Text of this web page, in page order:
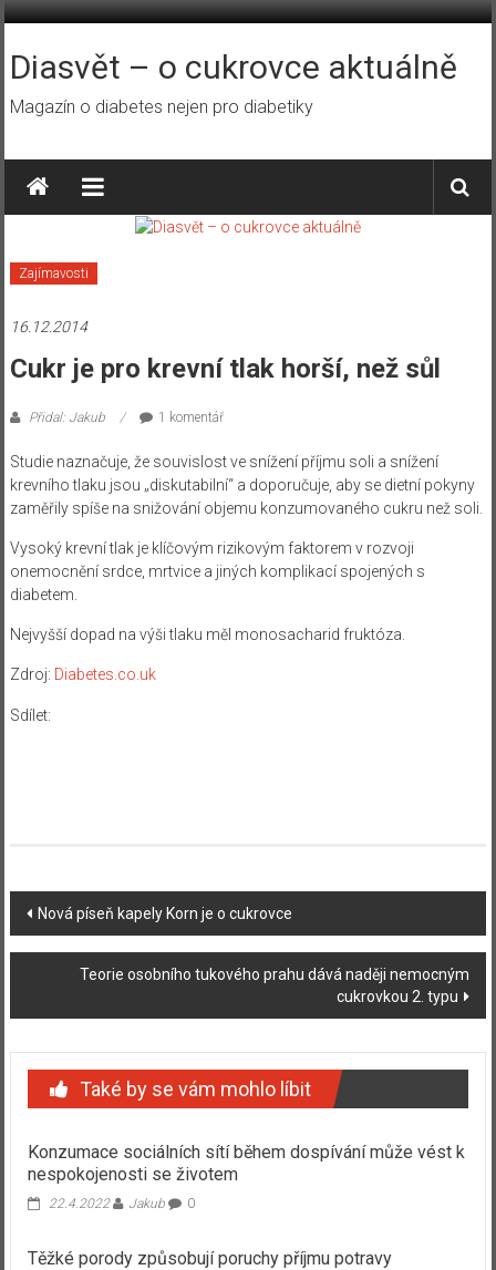
Přeskočit
obsah
Diasvět – o cukrovce aktuálně
Magazín o diabetes nejen pro diabetiky
Zajímavosti
16.12.2014
Cukr je pro krevní tlak horší, než sůl
Přidal: Jakub 1 komentář
Studie naznačuje, že souvislost ve snížení příjmu soli a snížení
krevního tlaku jsou „diskutabilní“ a doporučuje, abyse dietní pokyny
zaměřily spíše na snižováníobjemu konzumovaného cukru než soli
Vysoký krevní tlak je klíčovým rizikovým faktorem v rozvoji
onemocnění srdce, mrtvice a jiných komplikací spojených s
diabetem
Nejvyšší dopad na výši tlaku měl monosacharid fruktóza.
Zdroj: Diabetes.co.uk
Sdílet:
Navigace
příspěvku
Nová píseň kapely Korn je o cukrovce
Teorie osobního tukového prahu dává naději nemocným
cukrovkou 2. typu
Také by se vám mohlo líbit
Konzumace sociálních sítí během dospívání může vést k
nespokojenosti se životem
22.4.2022 Jakub 0
Těžké porody způsobují poruchy příjmu potravy